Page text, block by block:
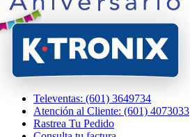
Televentas: (601) 3649734
Atención al Cliente: (601) 4073033
Rastrea Tu Pedido